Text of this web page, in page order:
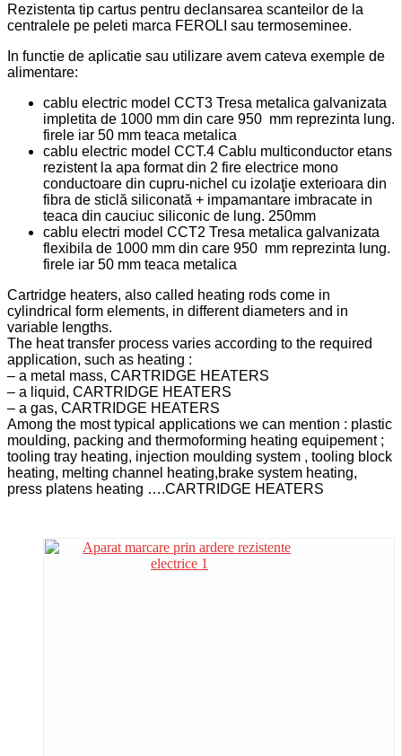
Rezistenta tip cartus pentru declansarea scanteilor de la
centralele pe peleti marca FEROLI sau termoseminee.
In functie de aplicatie sau utilizare avem cateva exemple de
alimentare:
cablu electric model CCT3 Tresa metalica galvanizata
impletita de 1000 mm din care 950 mm reprezinta lung.
firele iar 50 mm teaca metalica
cablu electric model CCT.4 Cablu multiconductor etans
rezistent la apa format din 2 fire electrice mono
conductoare din cupru-nichel cu izolaţie exterioara din
fibra de sticlă siliconată + impamantare imbracate in
teaca din cauciuc siliconic de lung. 250mm
cablu electri model CCT2 Tresa metalica galvanizata
flexibila de 1000 mm din care 950 mm reprezinta lung.
firele iar 50 mm teaca metalica
Cartridge heaters, also called heating rods come in
cylindrical form elements, in different diameters and in
variable lengths.
The heat transfer process varies according to the required
application, such as heating :
– a metal mass, CARTRIDGE HEATERS
– a liquid, CARTRIDGE HEATERS
– a gas, CARTRIDGE HEATERS
Among the most typical applications we can mention : plastic
moulding, packing and thermoforming heating equipement ;
tooling tray heating, injection moulding system , tooling block
heating, melting channel heating,brake system heating,
press platens heating ….CARTRIDGE HEATERS